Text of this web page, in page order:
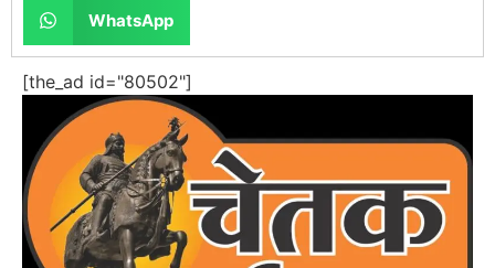
WhatsApp
[the_ad id="80502"]